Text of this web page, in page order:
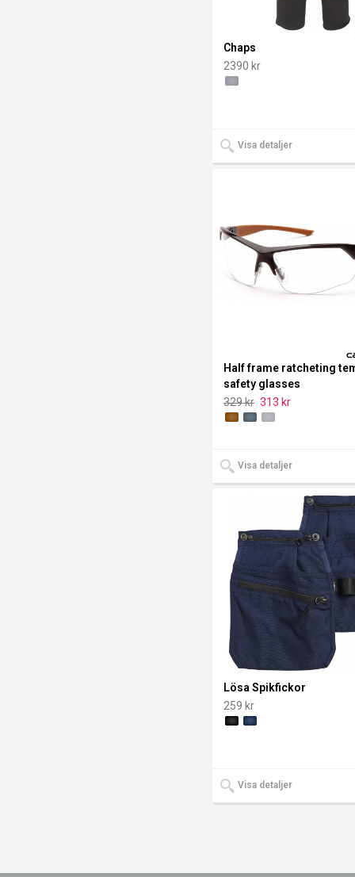
Chaps
2390 kr
Visa detaljer
Half frame ratcheting
safety glasses
329 kr 313 kr
Visa detaljer
Lösa Spikfickor
259 kr
Visa detaljer